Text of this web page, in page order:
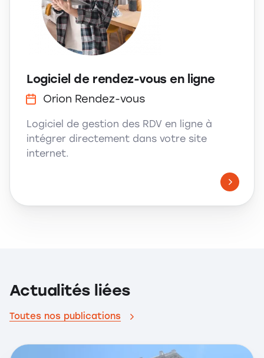
Logiciel de rendez-vous en ligne
Orion Rendez-vous
Logiciel de gestion des RDV en ligne à
intégrer directement dans votre site
internet.
Actualités liées
Toutes nos publications